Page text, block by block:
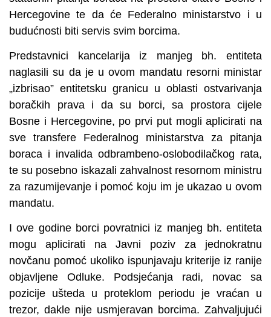
Hercegovine te da će Federalno ministarstvo i u
budućnosti biti servis svim borcima.
Predstavnici kancelarija iz manjeg bh. entiteta
naglasili su da je u ovom mandatu resorni ministar
„izbrisao” entitetsku granicu u oblasti ostvarivanja
boračkih prava i da su borci, sa prostora cijele
Bosne i Hercegovine, po prvi put mogli aplicirati na
sve transfere Federalnog ministarstva za pitanja
boraca i invalida odbrambeno-oslobodilačkog rata,
te su posebno iskazali zahvalnost resornom ministru
za razumijevanje i pomoć koju im je ukazao u ovom
mandatu.
I ove godine borci povratnici iz manjeg bh. entiteta
mogu aplicirati na Javni poziv za jednokratnu
novčanu pomoć ukoliko ispunjavaju kriterije iz ranije
objavljene Odluke. Podsjećanja radi, novac sa
pozicije ušteda u proteklom periodu je vraćan u
trezor, dakle nije usmjeravan borcima. Zahvaljujući